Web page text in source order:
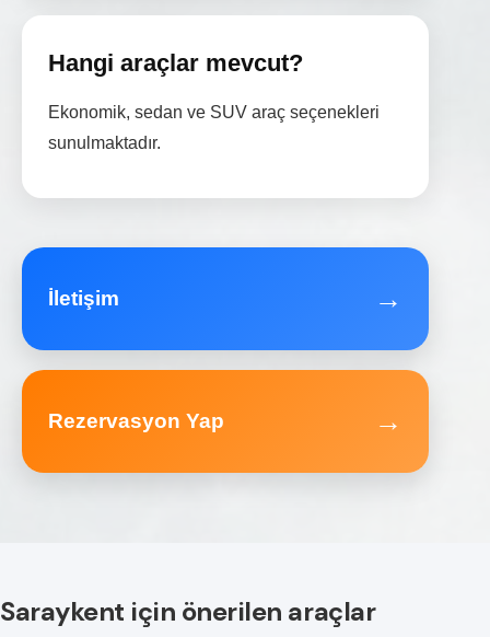
Hangi araçlar mevcut?
Ekonomik, sedan ve SUV araç seçenekleri
sunulmaktadır.
İletişim →
Rezervasyon Yap →
Saraykent için önerilen araçlar